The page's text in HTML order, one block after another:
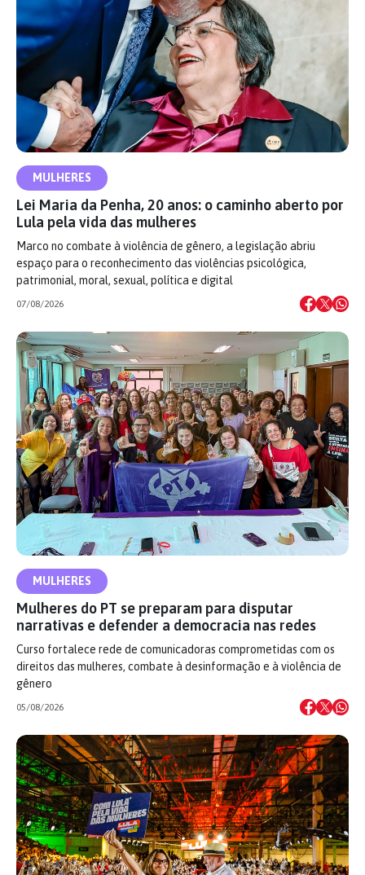
MULHERES
Lei Maria da Penha, 20 anos: o caminho aberto por
Lula pela vida das mulheres
Marco no combate à violência de gênero, a legislação abriu
espaço para o reconhecimento das violências psicológica,
patrimonial, moral, sexual, política e digital
07/08/2026
MULHERES
Mulheres do PT se preparam para disputar
narrativas e defender a democracia nas redes
Curso fortalece rede de comunicadoras comprometidas com os
direitos das mulheres, combate à desinformação e à violência de
gênero
05/08/2026